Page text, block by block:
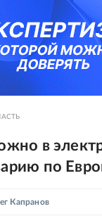
в
по
Капранов